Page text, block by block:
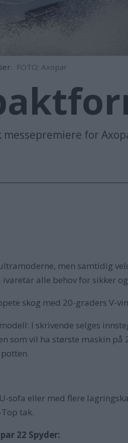
FOTO: Axopar
for
men samtidig
alle behov for sikker
skog med 20-graders V-
I skrivende selges
som vil ha største maskin
sofa eller med flere
tak.
22 Spyder: